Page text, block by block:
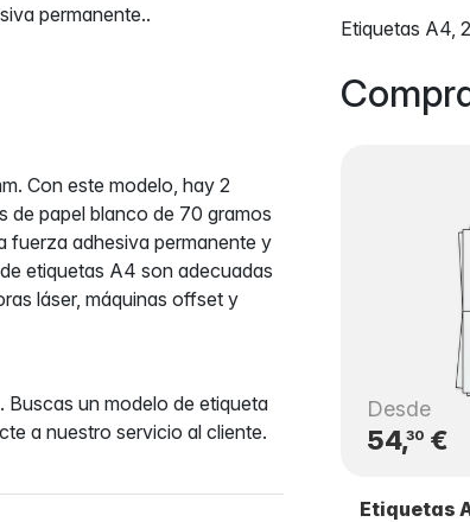
Etiquetas A4,
Desde
54,30€
Etiquetas
permanente..
Con este modelo, hay 2
de papel blanco de 70 gramos
fuerza adhesiva permanente y
etiquetas A4 son adecuadas
láser, máquinas offset y
Buscas un modelo de etiqueta
a nuestro servicio al cliente.